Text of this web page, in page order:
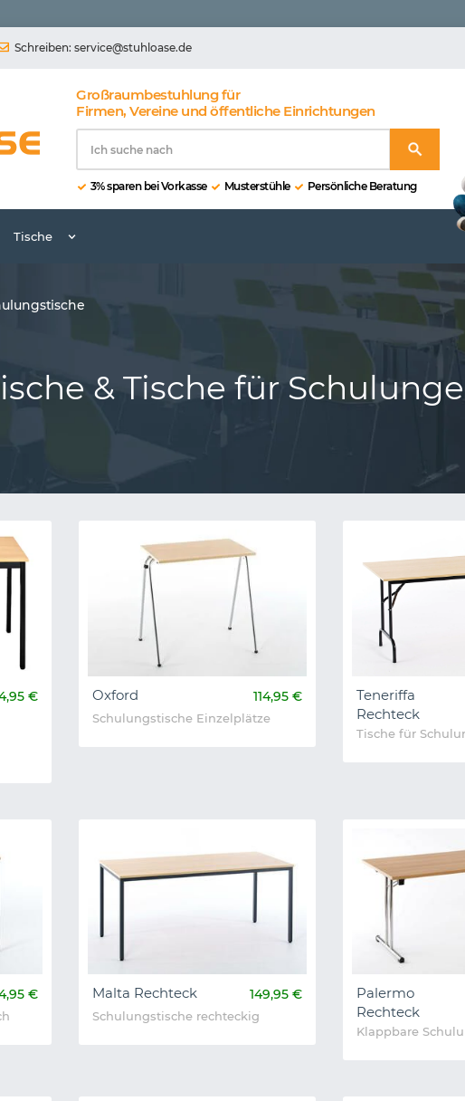
Schreiben: service@stuhloase.de
Großraumbestuhlung für
Firmen, Vereine und öffentliche Einrichtungen
3% sparen bei Vorkasse Musterstühle Persönliche Beratung
Tische
& Tische für
€ Oxford 114,95 €
Schulungstische Einzelplätze
Teneriffa
Rechteck
Tische für
€ Malta Rechteck 149,95 €
Schulungstische rechteckig
Palermo
Rechteck
Klappbare